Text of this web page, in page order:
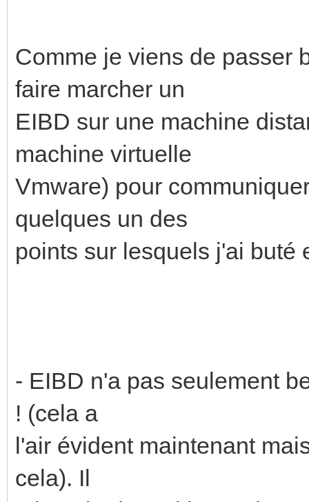
Comme je viens de passer
faire marcher un
EIBD sur une machine
machine virtuelle
Vmware) pour
quelques un des
points sur lesquels j'ai buté
- EIBD n'a pas seulement
! (cela a
l'air évident maintenant
cela). Il